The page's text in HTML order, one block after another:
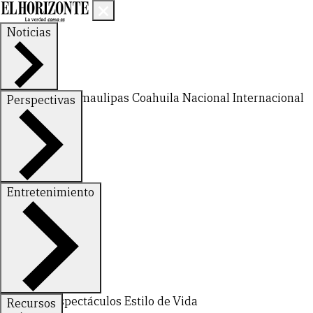
Noticias
Nuevo LeónTamaulipas Coahuila NacionalInternacional
Perspectivas
FinanzasOpinión
Entretenimiento
DeportesEspectáculos Estilo de Vida
Recursos